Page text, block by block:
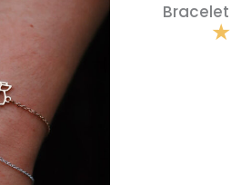
Bracelet
★